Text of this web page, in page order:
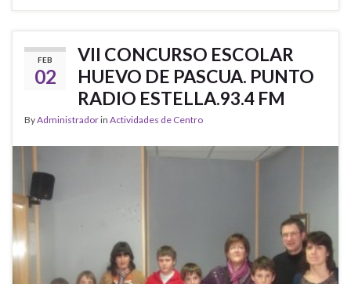
FEB
02
VII CONCURSO ESCOLAR
HUEVO DE PASCUA. PUNTO
RADIO ESTELLA.93.4 FM
ByAdministradorin Actividades de Centro